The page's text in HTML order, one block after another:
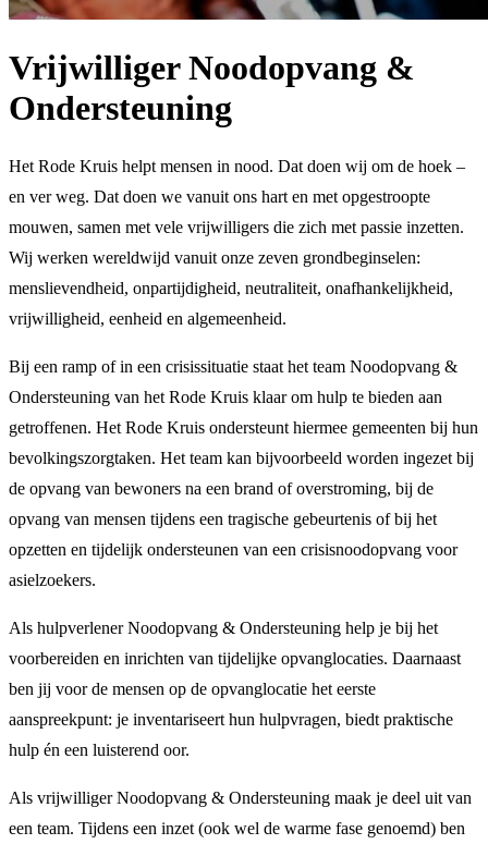
Vrijwilliger Noodopvang &
Ondersteuning
Het Rode Kruis helpt mensen in nood. Dat doen wij om de hoek –
en ver weg. Dat doen we vanuit ons hart en met opgestroopte
mouwen, samen met vele vrijwilligers die zich met passie inzetten.
Wij werken wereldwijd vanuit onze zeven grondbeginselen:
menslievendheid, onpartijdigheid, neutraliteit, onafhankelijkheid,
vrijwilligheid, eenheid en algemeenheid.
Bij een ramp of in een crisissituatie staat het team Noodopvang &
Ondersteuning van het Rode Kruis klaar om hulp te bieden aan
getroffenen. Het Rode Kruis ondersteunt hiermee gemeenten bij hun
bevolkingszorgtaken. Het team kan bijvoorbeeld worden ingezet bij
de opvang van bewoners na een brand of overstroming, bij de
opvang van mensen tijdens een tragische gebeurtenis of bij het
opzetten en tijdelijk ondersteunen van een crisisnoodopvang voor
asielzoekers.
Als hulpverlener Noodopvang & Ondersteuning help je bij het
voorbereiden en inrichten van tijdelijke opvanglocaties. Daarnaast
ben jij voor de mensen op de opvanglocatie het eerste
aanspreekpunt: je inventariseert hun hulpvragen, biedt praktische
hulp én een luisterend oor.
Als vrijwilliger Noodopvang & Ondersteuning maak je deel uit van
een team. Tijdens een inzet (ook wel de warme fase genoemd) ben